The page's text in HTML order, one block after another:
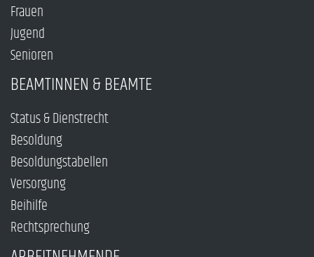
Frauen
Jugend
Senioren
BEAMTINNEN & BEAMTE
Status & Dienstrecht
Besoldung
Besoldungstabellen
Versorgung
Beihilfe
Rechtsprechung